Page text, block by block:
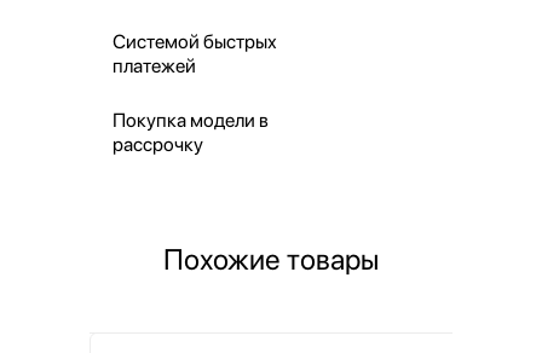
Системой быстрых
платежей
Покупка модели в
рассрочку
Похожие товары